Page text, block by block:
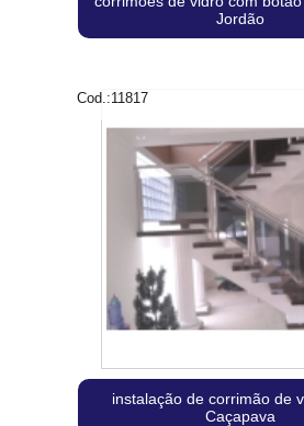
Jordão
Cod.:11817
instalação de corrimão de
Caçapava